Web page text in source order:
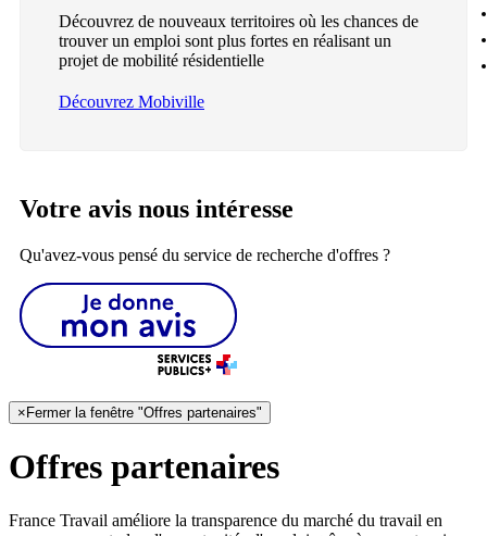
Découvrez de nouveaux territoires où les chances de
trouver un emploi sont plus fortes en réalisant un
projet de mobilité résidentielle
Découvrez Mobiville
Votre avis nous intéresse
Qu'avez-vous pensé du service de recherche d'offres ?
× Fermer la fenêtre "Offres partenaires"
Offres partenaires
France Travail améliore la transparence du marché du travail en